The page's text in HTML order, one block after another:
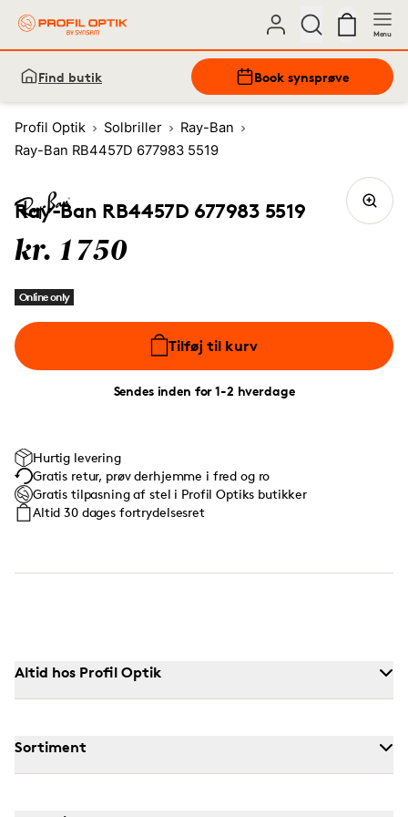
Menu
Find butik Book synsprøve
Profil Optik Solbriller
Ray-Ban
Ray-Ban RB4457D 677983 5519
Ray-Ban RB4457D 677983 5519
kr. 1750
Online only
Tilføj til kurv
Sendes inden for 1-2 hverdage
Hurtig levering
Gratis retur, prøv derhjemme i fred og ro
Gratis tilpasning af stel i Profil Optiks butikker
Altid 30 dages fortrydelsesret
Altid hos Profil Optik
Sortiment